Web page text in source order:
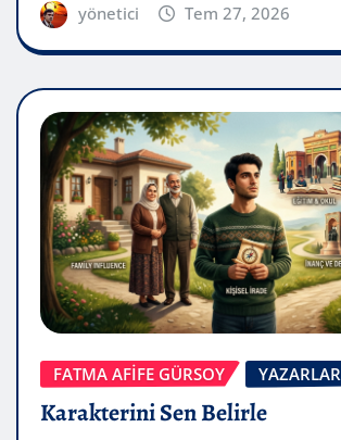
yönetici Tem 27, 2026
FATMA AFİFE GÜRSOY YAZARLAR
Karakterini Sen Belirle